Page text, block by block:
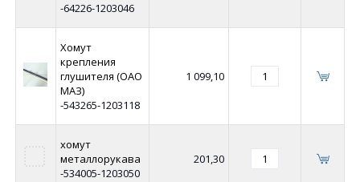
-64226-1203046
Хомут
крепления
глушителя (ОАО
МАЗ)
-543265-1203118
1 099,10
хомут
металлорукава
-534005-1203050
201,30